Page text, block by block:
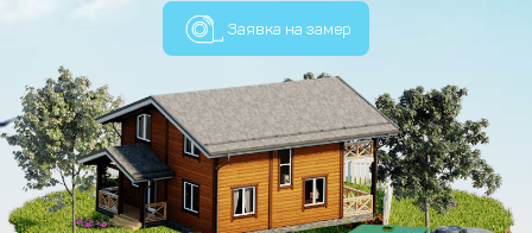
Заявка на замер